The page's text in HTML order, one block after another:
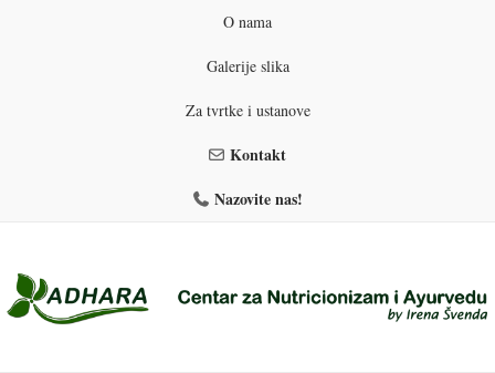
O nama
Galerije slika
Za tvrtke i ustanove
Kontakt
Nazovite nas!